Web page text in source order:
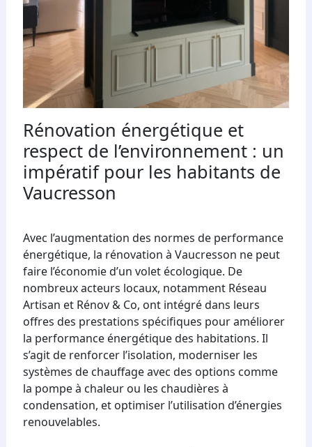
Rénovation énergétique et
respect de l’environnement : un
impératif pour les habitants de
Vaucresson
Avec l’augmentation des normes de performance
énergétique, la rénovation à Vaucresson ne peut
faire l’économie d’un volet écologique. De
nombreux acteurs locaux, notamment Réseau
Artisan et Rénov & Co, ont intégré dans leurs
offres des prestations spécifiques pour améliorer
la performance énergétique des habitations. Il
s’agit de renforcer l’isolation, moderniser les
systèmes de chauffage avec des options comme
la pompe à chaleur ou les chaudières à
condensation, et optimiser l’utilisation d’énergies
renouvelables.